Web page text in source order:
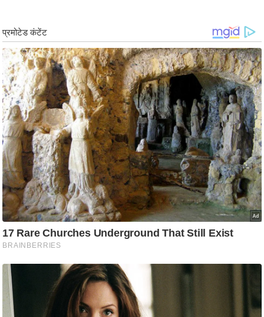
i
n
g
N
e
w
s
ला
इ
फ
स्टा
इ
ल
टे
क्नॉ
लॉ
ब्यू
टी